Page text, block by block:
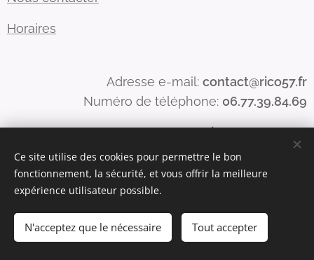
Horaires
Adresse e-mail: contact@rico57.fr
Numéro de téléphone: 06.77.39.84.69
Numéro Siren : 815398250
Numéro de TVA : FR68815398250
Optimisé parWebnode Cookies
Ce site utilise des cookies pour permettre le bon
fonctionnement, la sécurité, et vous offrir la meilleure
expérience utilisateur possible.
N'acceptez que le nécessaire Tout accepter